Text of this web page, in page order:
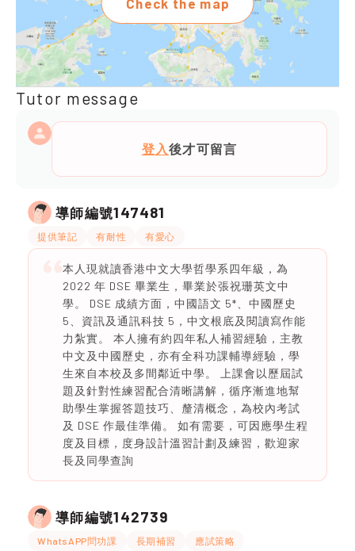
Check the map
Tutor message
登入後才可留言
導師編號147481
提供筆記 有耐性 有愛心
本人現就讀香港中文大學哲學系四年級，為
2022 年 DSE 畢業生，畢業於張祝珊英文中
學。 DSE 成績方面，中國語文 5*、中國歷史
5、資訊及通訊科技 5，中文根底及閱讀寫作能
力紮實。 本人擁有約四年私人補習經驗，主教
中文及中國歷史，亦有全科功課輔導經驗，學
生來自本校及多間鄰近中學。 上課會以歷屆試
題及針對性練習配合清晰講解，循序漸進地幫
助學生掌握答題技巧、釐清概念，為校內考試
及 DSE 作最佳準備。 如有需要，可因應學生程
度及目標，度身設計溫習計劃及練習，歡迎家
長及同學查詢
導師編號142739
WhatsAPP問功課 長期補習 應試策略